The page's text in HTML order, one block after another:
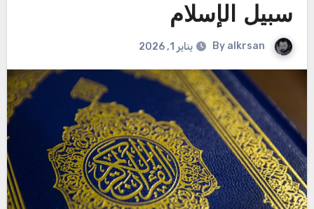
سبيل الإسلام
By alkrsan يناير 1, 2026